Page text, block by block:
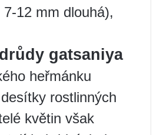
12 mm dlouhá),
gatsaniya
heřmánku
rostlinných
květin však